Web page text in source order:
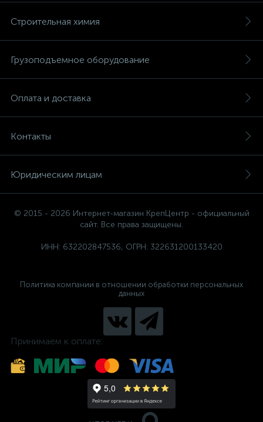
Строительная химия
Грузоподъемное оборудование
Оплата и доставка
Контакты
Юридическим лицам
© 2015 - 2026 Интернет-магазин КрепЦентр - официальный
сайт. Все права защищены.
ИНН: 632202847536, ОГРН: 322631200133420
Политика компании в отношении обработки персональных
данных
Принимаем к оплате: